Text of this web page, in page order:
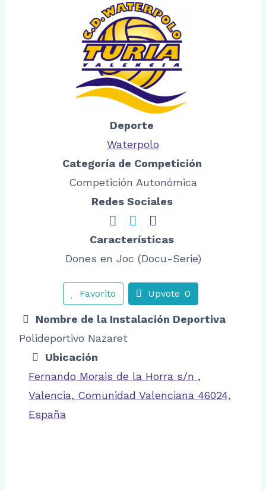
Deporte
Waterpolo
Categoría de Competición
Competición Autonómica
Redes Sociales
Características
Dones en Joc (Docu-Serie)
Favorito Upvote 0
Nombre de la Instalación Deportiva
Polideportivo Nazaret
Ubicación
Fernando Morais de la Horra s/n ,
Valencia, Comunidad Valenciana 46024,
España